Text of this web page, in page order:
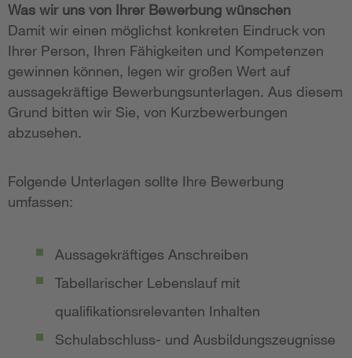
Was wir uns von Ihrer Bewerbung wünschen
Damit wir einen möglichst konkreten Eindruck von
Ihrer Person, Ihren Fähigkeiten und Kompetenzen
gewinnen können, legen wir großen Wert auf
aussagekräftige Bewerbungsunterlagen. Aus diesem
Grund bitten wir Sie, von Kurzbewerbungen
abzusehen.
Folgende Unterlagen sollte Ihre Bewerbung
umfassen:
Aussagekräftiges Anschreiben
Tabellarischer Lebenslauf mit
qualifikationsrelevanten Inhalten
Schulabschluss- und Ausbildungszeugnisse